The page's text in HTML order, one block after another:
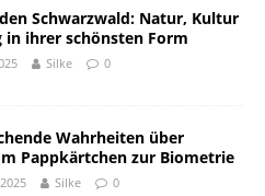
Schwarzwald: Natur, Kultur
in ihrer schönsten Form
Silke 0
Wahrheiten über
Pappkärtchen zur Biometrie
Silke 0